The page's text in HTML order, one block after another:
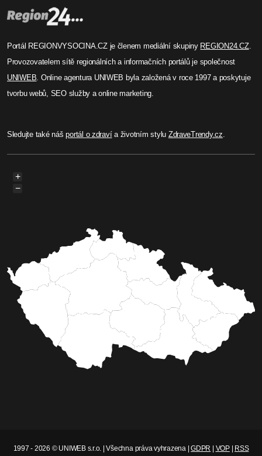
Portál REGIONVYSOCINA.CZ je členem mediální skupiny REGION24.CZ.
Provozovatelem sítě regionálních a informačních portálů je společnost
UNIWEB. Online agentura UNIWEB byla založená v roce 1997 a poskytuje
tvorbu webů, SEO služby a online marketing.
Sledujte také nášportál o zdravía životním stylu ZdraveTrendy.cz.
+
−
1997 - 2026 © UNIWEB s.r.o. | Všechna práva vyhrazena |GDPR VOP| RSS